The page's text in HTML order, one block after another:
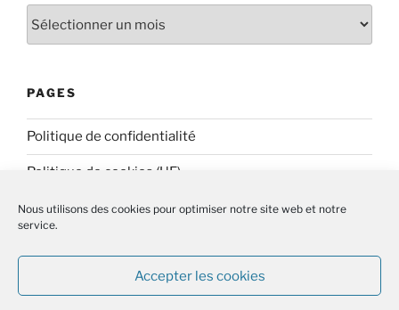
Nous utilisons des cookies pour optimiser notre site web et notre
service.
Accepter les cookies
PAGES
Politique de confidentialité
Politique de cookies (UE)
Politique de cookies (UE)
Fièrement propulsé par